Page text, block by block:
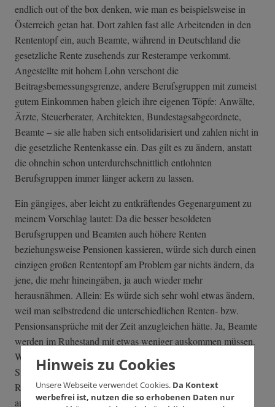
endlich out of the box denken, wie man es beispielsweise in
Österreich getan hat. Dort zahlen fast alle Arbeitenden in den
Rententopf ein, auch Beamte, während in Deutschland die
gesetzliche Rente zusehends zur Resterampe verkommt.
Angestellte mit hohem Lohn verschont die
Beitragsbemessungsgrenze, andere Berufsgruppen mit zumeist
gutem Einkommen haben gleich ihre eigenen Töpfe: Anwälte,
Ärzte, Steuerberater, Architekten, Bundestagsabgeordnete,
Beamte – sie alle haben sich entsolidarisiert und zahlen nicht in
die gesetzliche Rentenkasse ein. Das gilt es zu ändern, anstatt
die ohnehin schon unterdurchschnittlich entlohnten
Berufsgruppen immer länger ackern zu lassen.
Ein gängiges, aber leicht zu entkräftendes Gegenargument zu
meinem Vorschlag lautet: Da die besser besoldeten
Berufsgruppen und Beamten auch höhere Renten
beziehungsweise Pensionen kassieren, würde sich durch einen
einzigen großen Rententopf am Problem gar nichts ändern, da
jene, die mehr hineingäben, ja auch wieder mehr
herausnähmen. Allein: Es würde sich sehr wohl etwas ändern,
weil man selbstredend die unterschiedlichen Renten- bzw.
Pensionsansprüche mit der Zeit anzugleichen hätte. Ja, Beamte
werden im Ruhestand mit etwas weniger auskommen müssen.
Wieso sollten Pensionäre im Ruhestand üppig von
Steuergeldern leben, die unter anderem jene mit der
Resterampenrente abgespeisten sonstigen Arbeitnehmer
aufbringen? Apropos aufbringen: Alle aufgebrachten
Hinweis zu Cookies
Unsere Webseite verwendet Cookies. Da Kontext
werbefrei ist, nutzen die so erhobenen Daten nur